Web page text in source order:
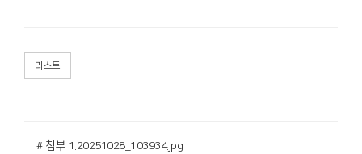
리스트
# 첨부 1.20251028_103934.jpg